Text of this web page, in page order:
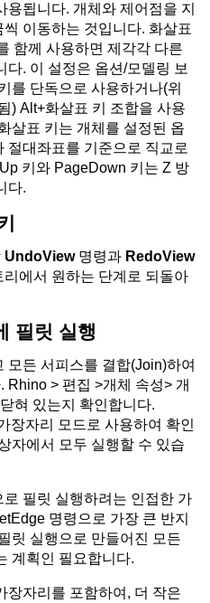
됩니다. 개체와 제어점을 지
이동하는 것입니다. 화살표
함께 사용하면 제각각 다른
다. 이 설정은 옵션/모델링 보
를 단독으로 사용하거나(위
) Alt+화살표 키 조합을 사용
살표 키는 개체를 설정된 옵
절대좌표를 기준으로 직교로
키와 PageDown 키는 Z 방
다.
UndoView명령과 RedoView
에서 원하는 단계로 되돌아
필릿 실행
모든 서피스를 결합(Join)하여
Rhino > 편집 >개체 속성> 개
혀 있는지 확인합니다.
장자리 모드로 사용하여 확인
자에서 모두 실행할 수 있습
필릿 실행하려는 인접한 가
명령으로 가장 큰 반지
릿 실행으로 만들어진 모든
계획인 필요합니다.
장자리를 포함하여, 더 작은